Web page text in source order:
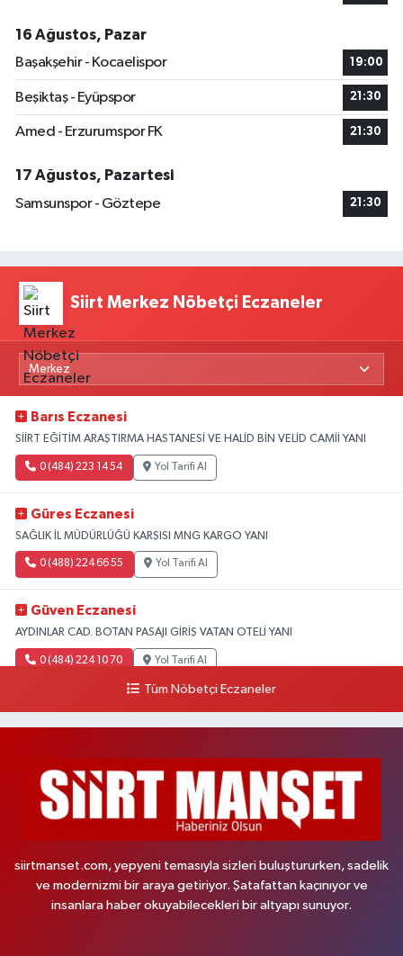
16 Ağustos, Pazar
Başakşehir - Kocaelispor
19:00
Beşiktaş - Eyüpspor 21:30
Amed - Erzurumspor FK 21:30
17 Ağustos, Pazartesi
Samsunspor - Göztepe
21:30
Siirt Merkez Nöbetçi Eczaneler
Barıs Eczanesi
SİİRT EĞİTİM ARAŞTIRMA HASTANESİ VE HALİD BİN VELİD CAMİİ YANI
0 (484) 223 14 54 Yol Tarifi Al
Güres Eczanesi
SAĞLIK İL MÜDÜRLÜĞÜ KARŞISI MNG KARGO YANI
0 (488) 224 66 55 Yol Tarifi Al
Güven Eczanesi
AYDINLAR CAD. BOTAN PASAJI GİRİŞ VATAN OTELİ YANI
0 (484) 224 10 70 Yol Tarifi Al
Tüm Nöbetçi Eczaneler
siirtmanset.com, yepyeni temasıyla sizleri buluştururken, sadelik
ve modernizmi bir araya getiriyor. Şatafattan kaçınıyor ve
insanlara haber okuyabilecekleri bir altyapı sunuyor.